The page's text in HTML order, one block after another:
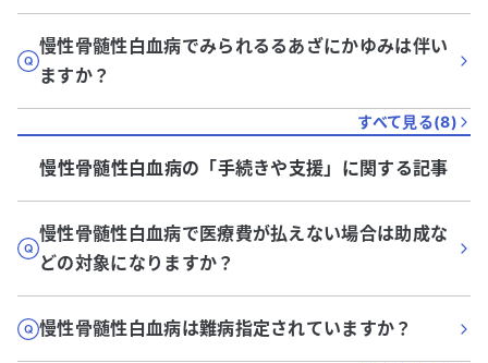
慢性骨髄性白血病でみられるるあざにかゆみは伴い
ますか？
すべて見る(8)
慢性骨髄性白血病の「手続きや支援」に関する記事
慢性骨髄性白血病で医療費が払えない場合は助成な
どの対象になりますか？
慢性骨髄性白血病は難病指定されていますか？